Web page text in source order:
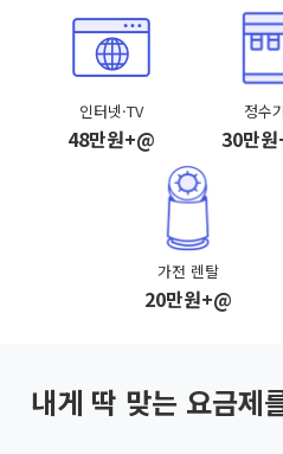
인터넷·TV
48만원+@
정수기
30만
가전 렌탈
20만원+@
내게 딱 맞는 요금제